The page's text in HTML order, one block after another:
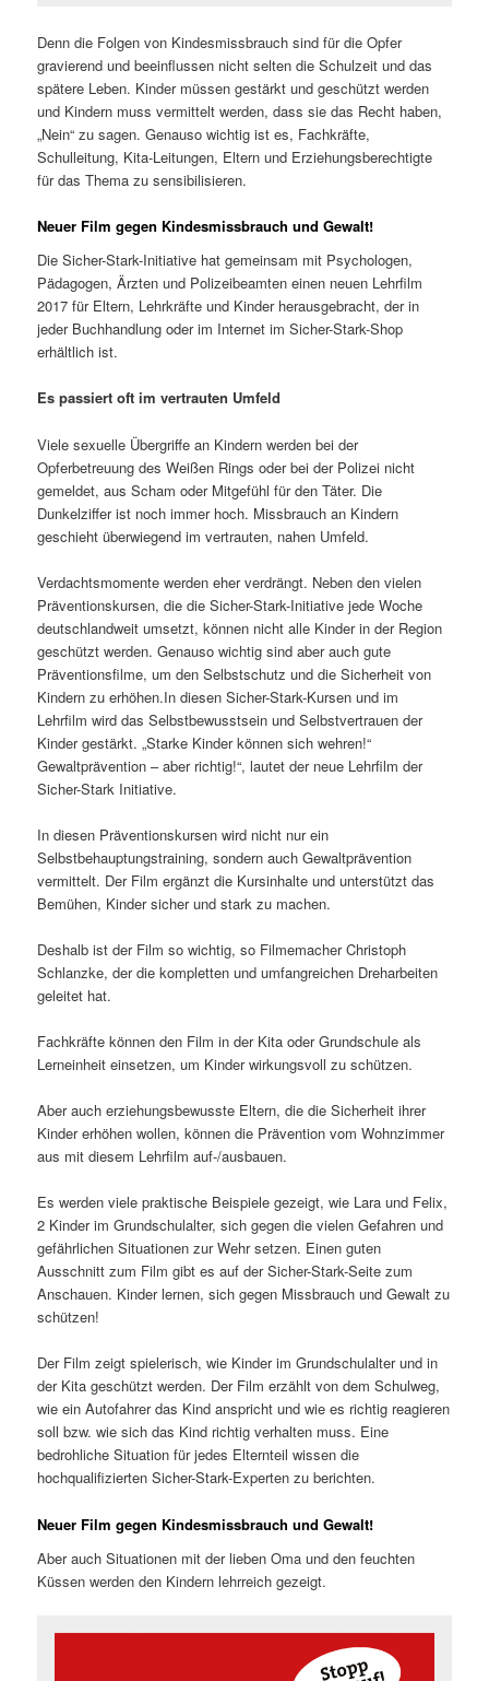
Denn die Folgen von Kindesmissbrauch sind für die Opfer
gravierend und beeinflussen nicht selten die Schulzeit und das
spätere Leben. Kinder müssen gestärkt und geschützt werden
und Kindern muss vermittelt werden, dass sie das Recht haben,
„Nein“ zu sagen. Genauso wichtig ist es, Fachkräfte,
Schulleitung, Kita-Leitungen, Eltern und Erziehungsberechtigte
für das Thema zu sensibilisieren.
Neuer Film gegen Kindesmissbrauch und Gewalt!
Die Sicher-Stark-Initiative hat gemeinsam mit Psychologen,
Pädagogen, Ärzten und Polizeibeamten einen neuen Lehrfilm
2017 für Eltern, Lehrkräfte und Kinder herausgebracht, der in
jeder Buchhandlung oder im Internet im Sicher-Stark-Shop
erhältlich ist.
Es passiert oft im vertrauten Umfeld
Viele sexuelle Übergriffe an Kindern werden bei der
Opferbetreuung des Weißen Rings oder bei der Polizei nicht
gemeldet, aus Scham oder Mitgefühl für den Täter. Die
Dunkelziffer ist noch immer hoch. Missbrauch an Kindern
geschieht überwiegend im vertrauten, nahen Umfeld.
Verdachtsmomente werden eher verdrängt. Neben den vielen
Präventionskursen, die die Sicher-Stark-Initiative jede Woche
deutschlandweit umsetzt, können nicht alle Kinder in der Region
geschützt werden. Genauso wichtig sind aber auch gute
Präventionsfilme, um den Selbstschutz und die Sicherheit von
Kindern zu erhöhen.In diesen Sicher-Stark-Kursen und im
Lehrfilm wird das Selbstbewusstsein und Selbstvertrauen der
Kinder gestärkt. „Starke Kinder können sich wehren!“
Gewaltprävention – aber richtig!“, lautet der neue Lehrfilm der
Sicher-Stark Initiative.
In diesen Präventionskursen wird nicht nur ein
Selbstbehauptungstraining, sondern auch Gewaltprävention
vermittelt. Der Film ergänzt die Kursinhalte und unterstützt das
Bemühen, Kinder sicher und stark zu machen.
Deshalb ist der Film so wichtig, so Filmemacher Christoph
Schlanzke, der die kompletten und umfangreichen Dreharbeiten
geleitet hat.
Fachkräfte können den Film in der Kita oder Grundschule als
Lerneinheit einsetzen, um Kinder wirkungsvoll zu schützen.
Aber auch erziehungsbewusste Eltern, die die Sicherheit ihrer
Kinder erhöhen wollen, können die Prävention vom Wohnzimmer
aus mit diesem Lehrfilm auf-/ausbauen.
Es werden viele praktische Beispiele gezeigt, wie Lara und Felix,
2 Kinder im Grundschulalter, sich gegen die vielen Gefahren und
gefährlichen Situationen zur Wehr setzen. Einen guten
Ausschnitt zum Film gibt es auf der Sicher-Stark-Seite zum
Anschauen. Kinder lernen, sich gegen Missbrauch und Gewalt zu
schützen!
Der Film zeigt spielerisch, wie Kinder im Grundschulalter und in
der Kita geschützt werden. Der Film erzählt von dem Schulweg,
wie ein Autofahrer das Kind anspricht und wie es richtig reagieren
soll bzw. wie sich das Kind richtig verhalten muss. Eine
bedrohliche Situation für jedes Elternteil wissen die
hochqualifizierten Sicher-Stark-Experten zu berichten.
Neuer Film gegen Kindesmissbrauch und Gewalt!
Aber auch Situationen mit der lieben Oma und den feuchten
Küssen werden den Kindern lehrreich gezeigt.